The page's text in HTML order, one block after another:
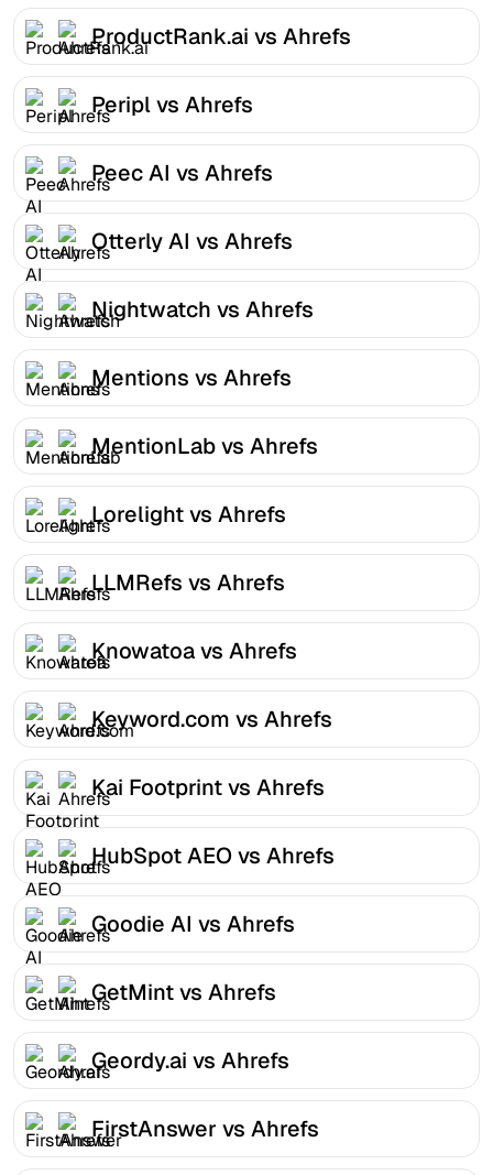
ProductRank.ai vs Ahrefs
Peripl vs Ahrefs
Peec AI vs Ahrefs
Otterly AI vs Ahrefs
Nightwatch vs Ahrefs
Mentions vs Ahrefs
MentionLab vs Ahrefs
Lorelight vs Ahrefs
LLMRefs vs Ahrefs
Knowatoa vs Ahrefs
Keyword.com vs Ahrefs
Kai Footprint vs Ahrefs
HubSpot AEO vs Ahrefs
Goodie AI vs Ahrefs
GetMint vs Ahrefs
Geordy.ai vs Ahrefs
FirstAnswer vs Ahrefs